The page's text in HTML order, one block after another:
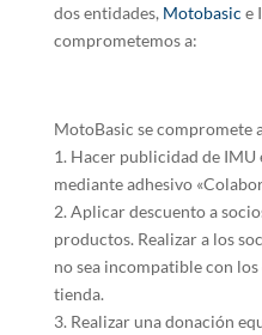
dos entidades, Motobasic e
comprometemos a:
MotoBasic se compromete
1. Hacer publicidad de
mediante adhesivo
2. Aplicar descuento a
productos. Realizar a los
no sea incompatible con
tienda.
3. Realizar una donación